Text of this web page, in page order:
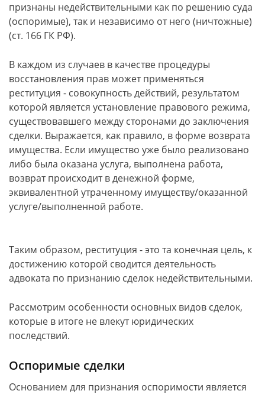
признаны недействительными как по решению суда
(оспоримые), так и независимо от него (ничтожные)
(ст. 166 ГК РФ).
В каждом из случаев в качестве процедуры
восстановления прав может применяться
реституция - совокупность действий, результатом
которой является установление правового режима,
существовавшего между сторонами до заключения
сделки. Выражается, как правило, в форме возврата
имущества. Если имущество уже было реализовано
либо была оказана услуга, выполнена работа,
возврат происходит в денежной форме,
эквивалентной утраченному имуществу/оказанной
услуге/выполненной работе.
Таким образом, реституция - это та конечная цель, к
достижению которой сводится деятельность
адвоката по признанию сделок недействительными.
Рассмотрим особенности основных видов сделок,
которые в итоге не влекут юридических
последствий.
Оспоримые сделки
Основанием для признания оспоримости является